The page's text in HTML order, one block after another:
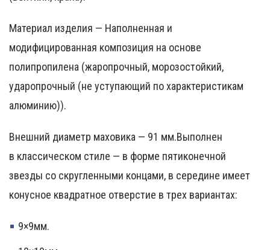
Материал изделия — Наполненная и
модифицированная композиция на основе
полипропилена (жаропрочный, морозостойкий,
ударопрочный (не уступающий по характеристикам
алюминию)).
Внешний диаметр маховика — 91 мм.Выполнен
в классическом стиле — в форме пятиконечной
звезды со скругленными концами, в середине имеет
конусное квадратное отверстие в трех вариантах:
9×9мм.